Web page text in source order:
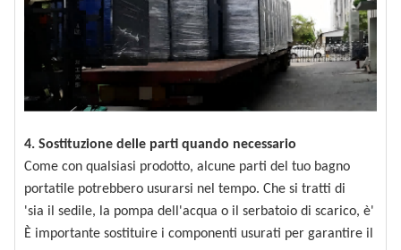
4. Sostituzione delle parti quando necessario
Come con qualsiasi prodotto, alcune parti del tuo bagno
portatile potrebbero usurarsi nel tempo. Che si tratti di
'sia il sedile, la pompa dell'acqua o il serbatoio di scarico, è'
È importante sostituire i componenti usurati per garantire il